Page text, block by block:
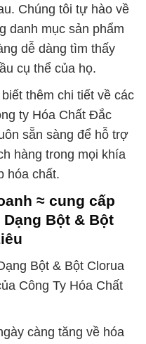
Chúng tôi tự hào về
danh mục sản phẩm
dễ dàng tìm thấy
cụ thể của họ.
thêm chi tiết về các
ty Hóa Chất Đắc
sẵn sàng để hỗ trợ
hàng trong mọi khía
hóa chất.
≈ cung cấp
Bột & Bột
Bột & Bột Clorua
Công Ty Hóa Chất
càng tăng về hóa